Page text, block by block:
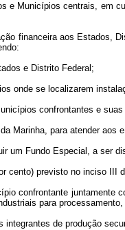
e Municípios centrais, em
financeira aos Estados,
e Distrito Federal;
onde se localizarem
confrontantes e
Marinha, para atender
um Fundo Especial, a ser
cento) previsto no inciso III
confrontante
para
integrantes de produção